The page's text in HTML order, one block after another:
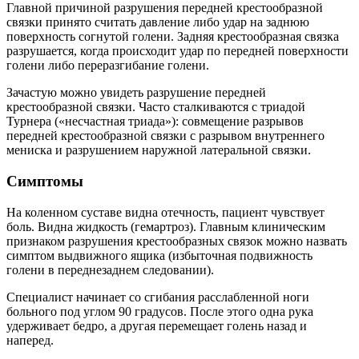
Главной причиной разрушения передней крестообразной
связки принято считать давление либо удар на заднюю
поверхность согнутой голени. Задняя крестообразная связка
разрушается, когда происходит удар по передней поверхности
голени либо переразгибание голени.
Зачастую можно увидеть разрушение передней
крестообразной связки. Часто сталкиваются с триадой
Турнера («несчастная триада»): совмещение разрывов
передней крестообразной связки с разрывом внутреннего
мениска и разрушением наружной латеральной связки.
Симптомы
На коленном суставе видна отечность, пациент чувствует
боль. Видна жидкость (гемартроз). Главным клиническим
признаком разрушения крестообразных связок можно назвать
симптом выдвижного ящика (избыточная подвижность
голени в переднезаднем следовании).
Специалист начинает со сгибания расслабленной ноги
больного под углом 90 градусов. После этого одна рука
удерживает бедро, а другая перемещает голень назад и
наперед.